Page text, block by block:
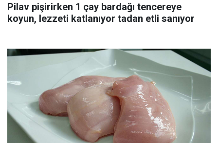
Pilav pişirirken 1 çay bardağı tencereye
koyun, lezzeti katlanıyor tadan etli sanıyor